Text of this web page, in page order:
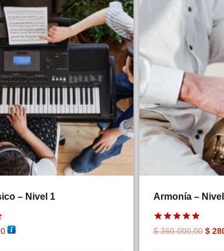
– Nivel 1 Armonía –
Valorado en
$360.000,00 $